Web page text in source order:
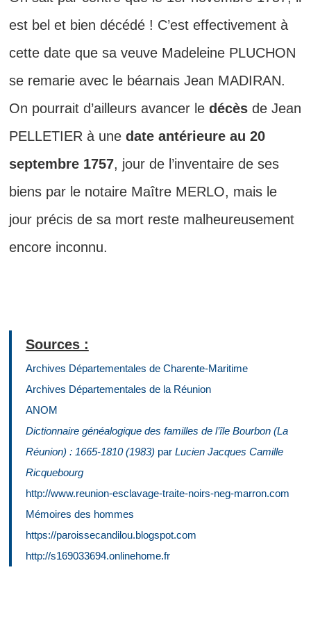
est bel et bien décédé ! C’est effectivement à
cette date que sa veuve Madeleine PLUCHON
se remarie avec le béarnais Jean MADIRAN.
On pourrait d’ailleurs avancer le décès de Jean
PELLETIER à une date antérieure au 20
septembre 1757, jour de l’inventaire de ses
biens par le notaire Maître MERLO, mais le
jour précis de sa mort reste malheureusement
encore inconnu.
Sources :
Archives Départementales de Charente-Maritime
Archives Départementales de la Réunion
ANOM
Dictionnaire généalogique des familles de l’île Bourbon (La
Réunion) : 1665-1810 (1983) par Lucien Jacques Camille
Ricquebourg
http://www.reunion-esclavage-traite-noirs-neg-marron.com
Mémoires des hommes
https://paroissecandilou.blogspot.com
http://s169033694.onlinehome.fr